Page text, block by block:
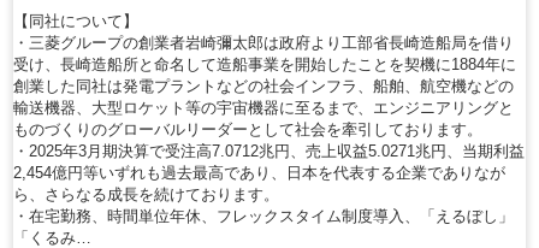
【同社について】
・三菱グループの創業者岩崎彌太郎は政府より工部省長崎造船局を借り
受け、長崎造船所と命名して造船事業を開始したことを契機に1884年に
創業した同社は発電プラントなどの社会インフラ、船舶、航空機などの
輸送機器、大型ロケット等の宇宙機器に至るまで、エンジニアリングと
ものづくりのグローバルリーダーとして社会を牽引しております。
・2025年3月期決算で受注高7.0712兆円、売上収益5.0271兆円、当期利益
2,454億円等いずれも過去最高であり、日本を代表する企業でありなが
ら、さらなる成長を続けております。
・在宅勤務、時間単位年休、フレックスタイム制度導入、「えるぼし」
「くるみ…